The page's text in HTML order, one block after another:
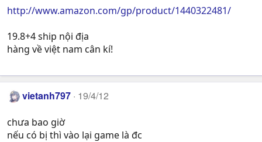
http://www.amazon.com/gp/product/1440322481/
19.8+4 ship nội địa
hàng về việt nam cân kí!
vietanh797 19/4/12
chưa bao giờ
nếu có bị thì vào lại game là đc